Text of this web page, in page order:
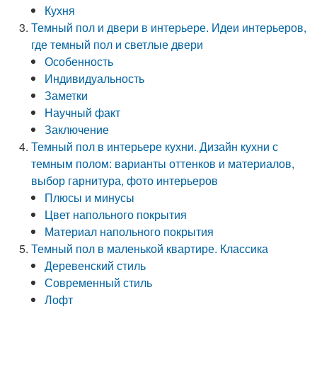
Кухня
Темный пол и двери в интерьере. Идеи интерьеров,
где темный пол и светлые двери
Особенность
Индивидуальность
Заметки
Научный факт
Заключение
Темный пол в интерьере кухни. Дизайн кухни с
темным полом: варианты оттенков и материалов,
выбор гарнитура, фото интерьеров
Плюсы и минусы
Цвет напольного покрытия
Материал напольного покрытия
Темный пол в маленькой квартире. Классика
Деревенский стиль
Современный стиль
Лофт